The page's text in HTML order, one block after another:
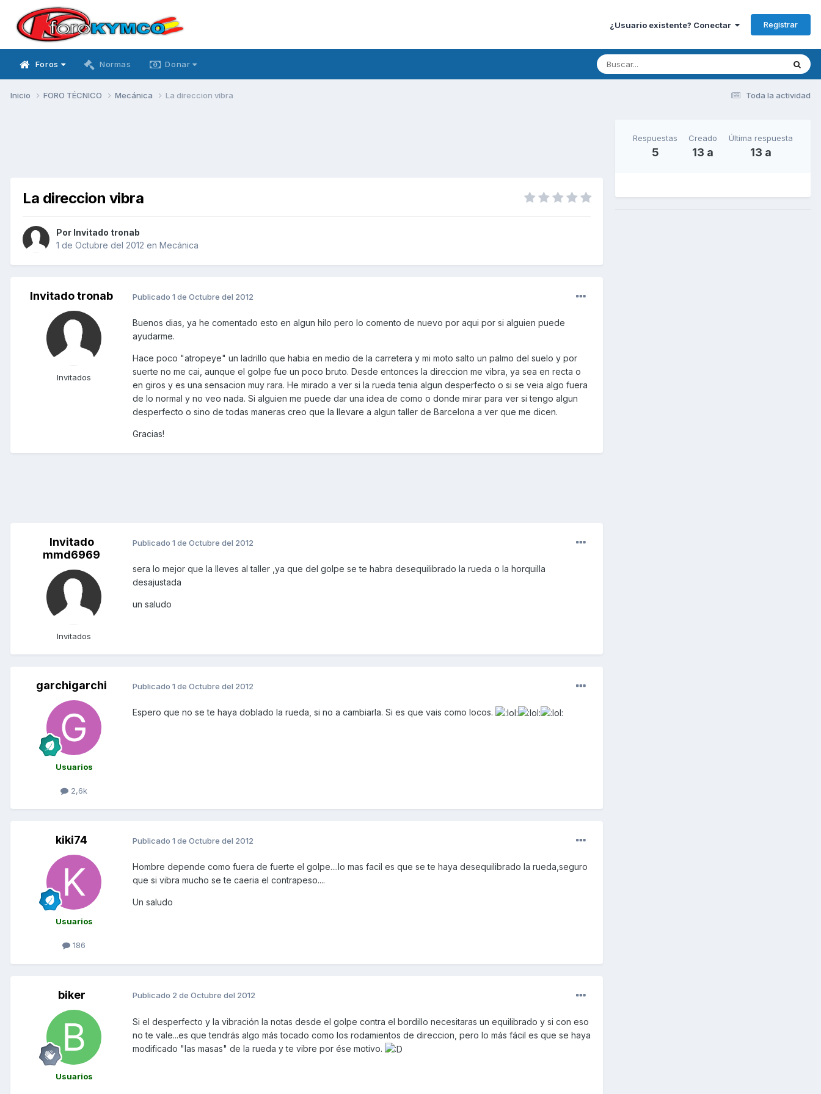
¿Usuario existente? Conectar Registrar
Foros Normas Donar
Toda la actividad
Inicio FORO TÉCNICO Mecánica La direccion vibra
La direccion vibra
Por Invitado tronab
1 de Octubre del 2012 en Mecánica
Invitado tronab
Invitados
Publicado 1 de Octubre del 2012
Buenos dias, ya he comentado esto en algun hilo pero lo comento de nuevo por aqui por si alguien puede
ayudarme.
Hace poco "atropeye" un ladrillo que habia en medio de la carretera y mi moto salto un palmo del suelo y por
suerte no me cai, aunque el golpe fue un poco bruto. Desde entonces la direccion me vibra, ya sea en recta o
en giros y es una sensacion muy rara. He mirado a ver si la rueda tenia algun desperfecto o si se veia algo fuera
de lo normal y no veo nada. Si alguien me puede dar una idea de como o donde mirar para ver si tengo algun
desperfecto o sino de todas maneras creo que la llevare a algun taller de Barcelona a ver que me dicen.
Gracias!
Invitado
mmd6969
Invitados
Publicado 1 de Octubre del 2012
sera lo mejor que la lleves al taller ,ya que del golpe se te habra desequilibrado la rueda o la horquilla
desajustada
un saludo
garchigarchi
Usuarios
2,6k
Publicado 1 de Octubre del 2012
Espero que no se te haya doblado la rueda, si no a cambiarla. Si es que vais como locos.
kiki74
Usuarios
186
Publicado 1 de Octubre del 2012
Hombre depende como fuera de fuerte el golpe....lo mas facil es que se te haya desequilibrado la rueda,seguro
que si vibra mucho se te caeria el contrapeso....
Un saludo
biker
Usuarios
Publicado 2 de Octubre del 2012
Si el desperfecto y la vibración la notas desde el golpe contra el bordillo necesitaras un equilibrado y si con eso
no te vale...es que tendrás algo más tocado como los rodamientos de direccion, pero lo más fácil es que se haya
modificado "las masas" de la rueda y te vibre por ése motivo.
Respuestas
5
Creado
13 a
Última respuesta
13 a